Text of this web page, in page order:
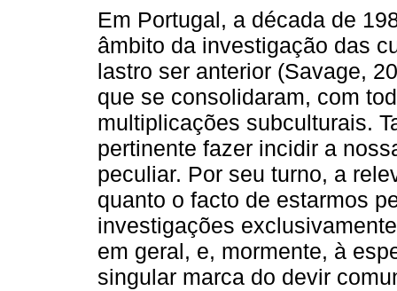
Em Portugal, a década de
âmbito da investigação das
lastro ser anterior (Savage,
que se consolidaram, com
multiplicações subculturais.
pertinente fazer incidir a
peculiar. Por seu turno, a
quanto o facto de estarmos
investigações
em geral, e, mormente, à
singular marca do devir